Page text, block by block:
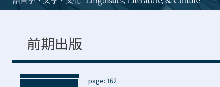
前期出版
page: 162